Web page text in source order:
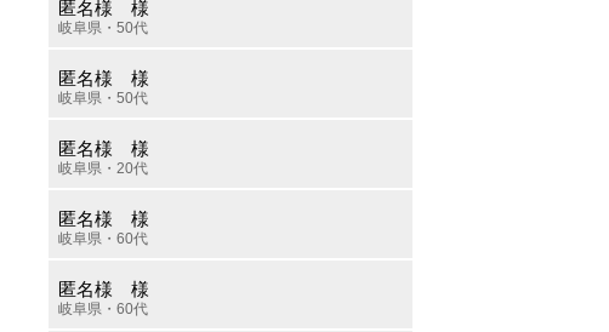
匿名様 様
岐阜県・50代
匿名様 様
岐阜県・50代
匿名様 様
岐阜県・20代
匿名様 様
岐阜県・60代
匿名様 様
岐阜県・60代